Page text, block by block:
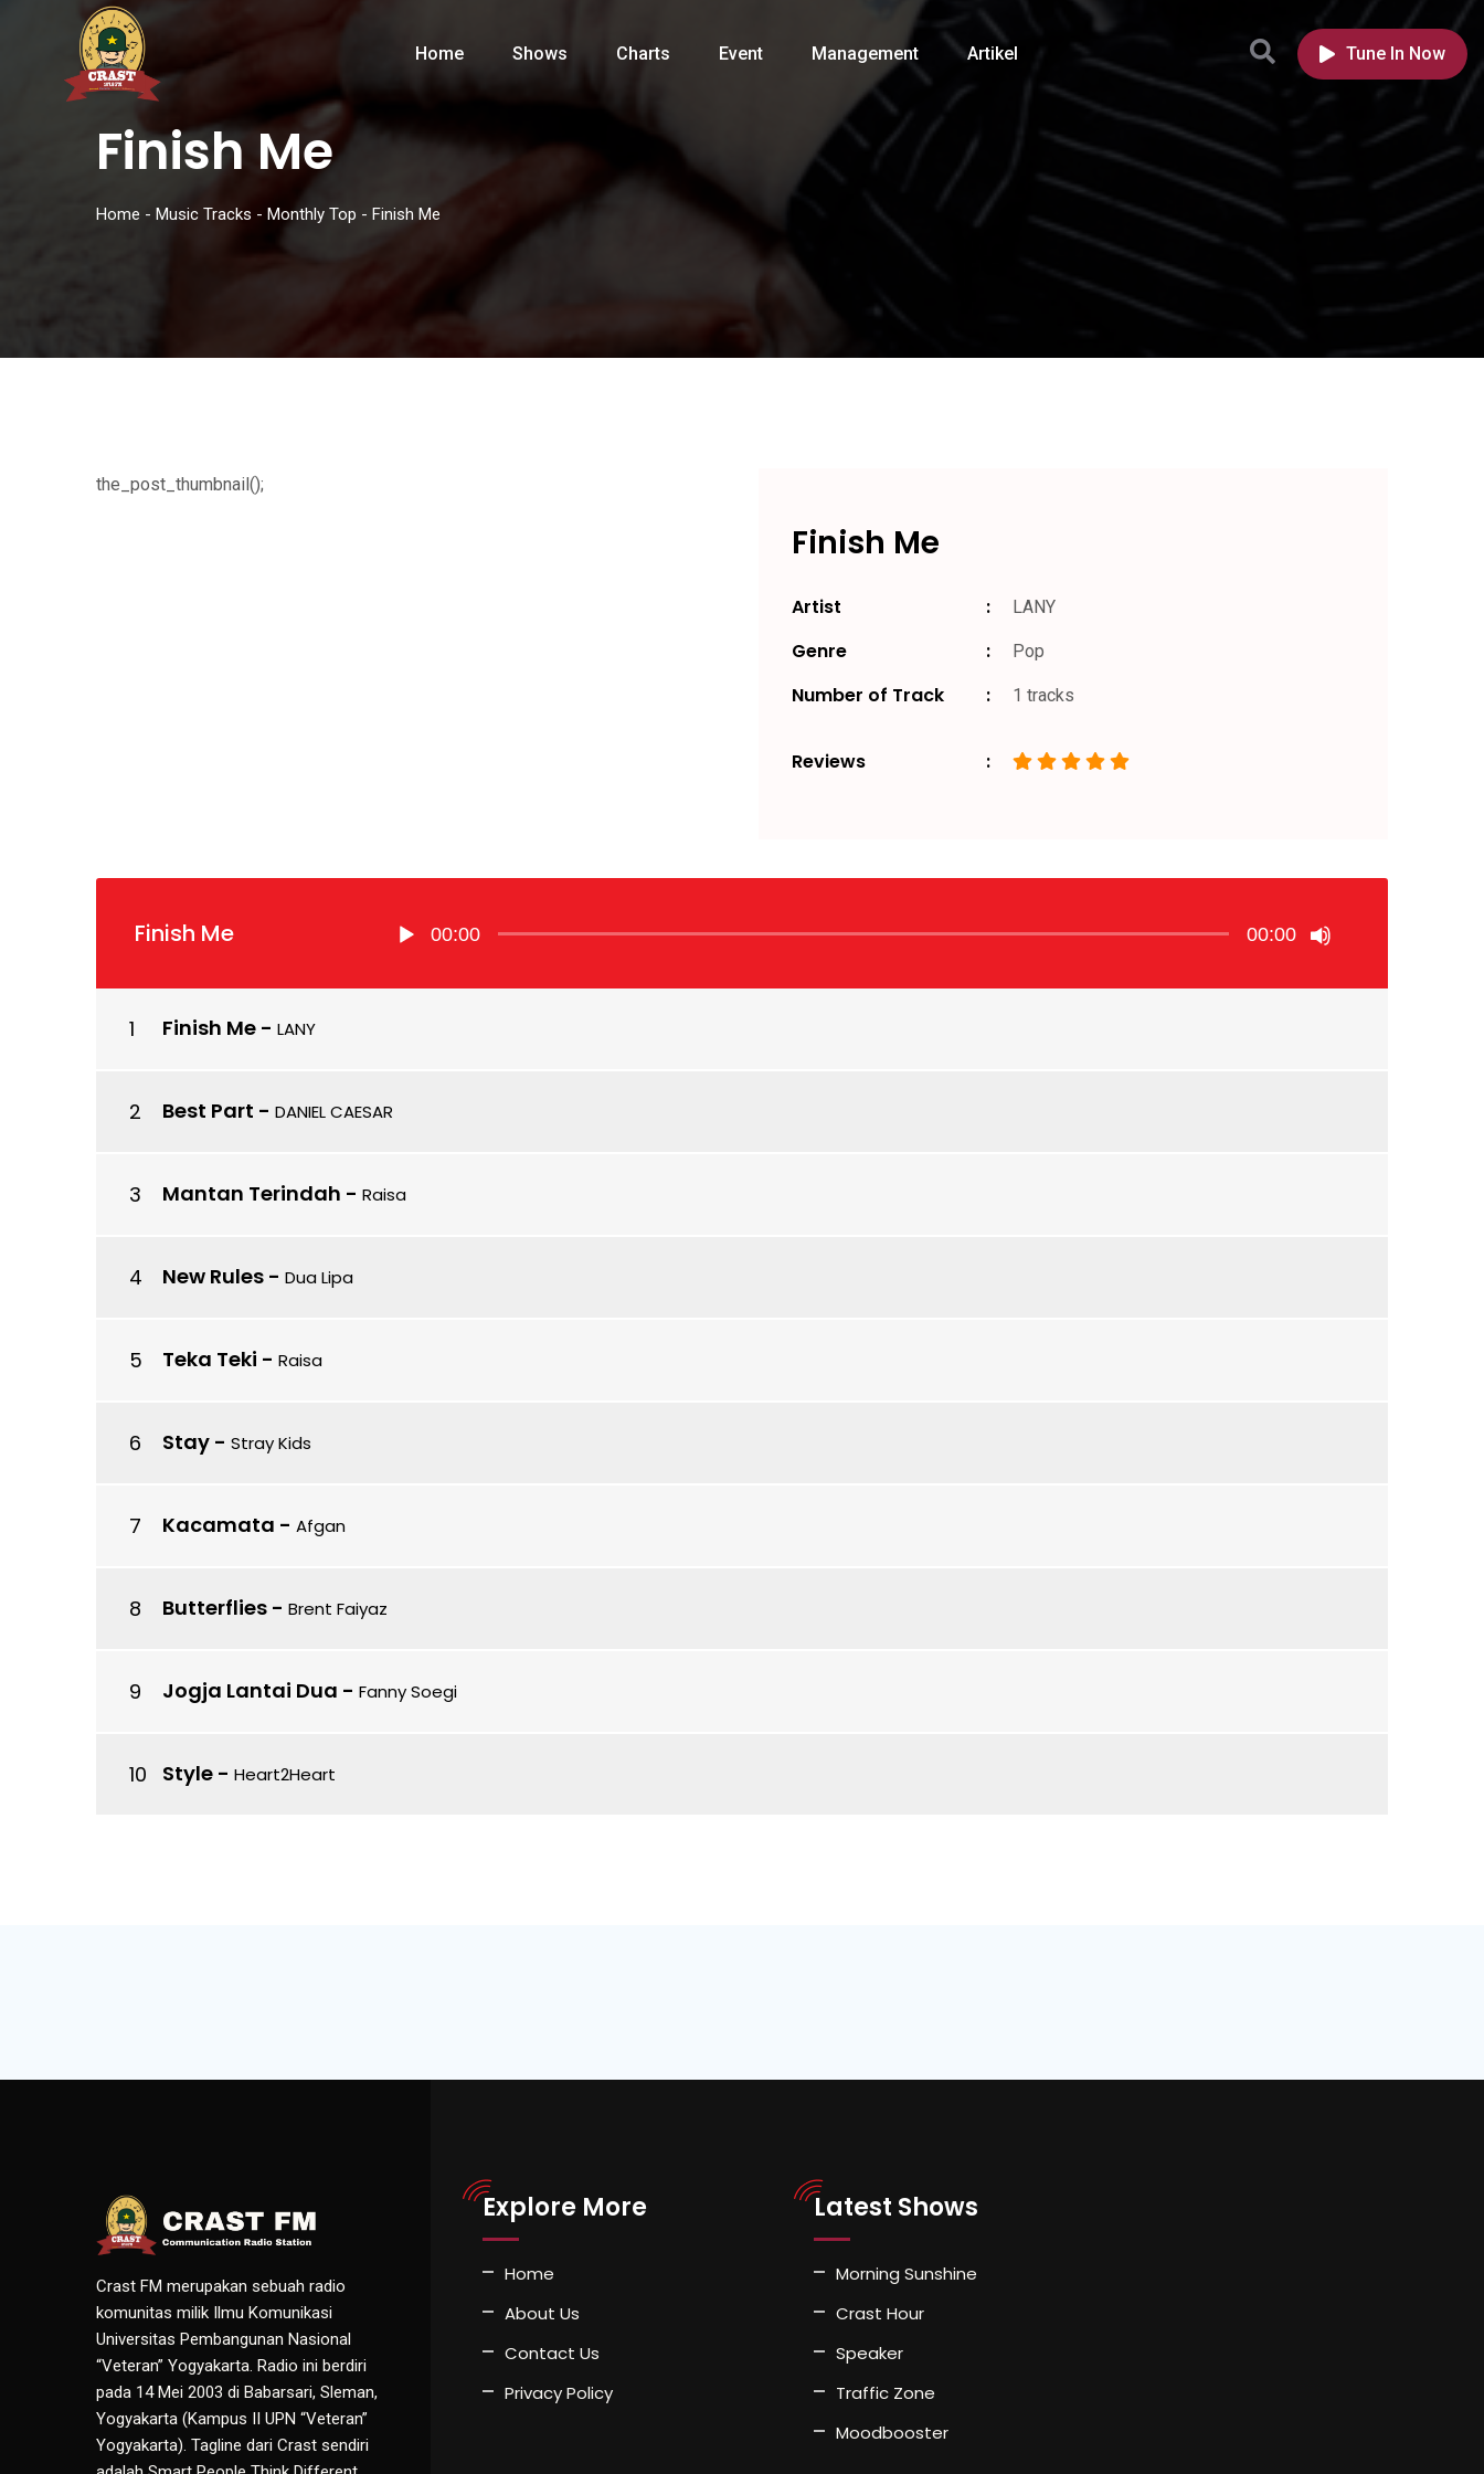
Home Shows Charts Event Management Artikel Tune In Now
Finish Me
Home - Music Tracks - Monthly Top - Finish Me
the_post_thumbnail();
Finish Me
Artist LANY
Genre Pop
Number of Track 1 tracks
Reviews
Finish Me
Pemutar00:00 00:00
Finish Me - LANY
Best Part - DANIEL CAESAR
Mantan Terindah - Raisa
New Rules - Dua Lipa
Teka Teki - Raisa
Stay - Stray Kids
Kacamata - Afgan
Butterflies - Brent Faiyaz
Jogja Lantai Dua - Fanny Soegi
Style - Heart2Heart
Crast FM merupakan sebuah radio
komunitas milik Ilmu Komunikasi
Universitas Pembangunan Nasional
“Veteran” Yogyakarta. Radio ini berdiri
pada 14 Mei 2003 di Babarsari, Sleman,
Yogyakarta (Kampus II UPN “Veteran”
Yogyakarta). Tagline dari Crast sendiri
Explore More
Home
About Us
Contact Us
Privacy Policy
Latest Shows
Morning Sunshine
Crast Hour
Speaker
Traffic Zone
Moodbooster